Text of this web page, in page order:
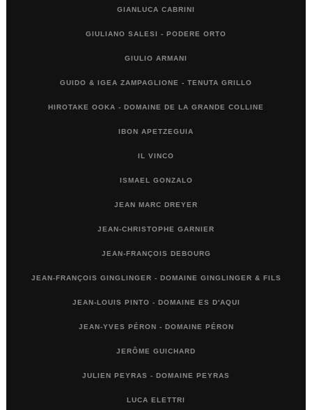
GIANLUCA CABRINI
GIULIANO SALESI - PODERE ORTO
GIULIO ARMANI
GUIDO & IGEA ZAMPAGLIONE - TENUTA GRILLO
HIROTAKE OOKA - DOMAINE DE LA GRANDE COLLINE
IBON APETZEGUIA
IL VINCO
ISMAEL GONZALO
JEAN MARC DREYER
JEAN-CHRISTOPHE GARNIER
JEAN-FRANÇOIS DEBOURG
JEAN-FRANÇOIS GINGLINGER - DOMAINE GINGLINGER & FILS
JEAN-LOUIS PINTO - DOMAINE ES D'AQUI
JEAN-YVES PÉRON - DOMAINE PÉRON
JERÔME GUICHARD
JULIEN PEYRAS - DOMAINE PEYRAS
LUCA ELETTRI